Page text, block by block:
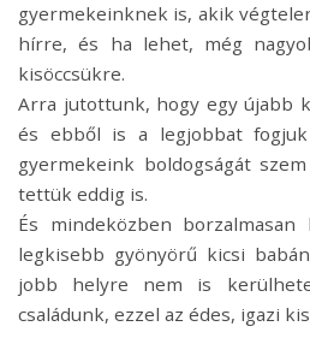
gyermekeinknek is, akik
hírre, és ha lehet, még
kisöccsükre.
Arra jutottunk, hogy egy újabb
és ebből is a legjobbat
gyermekeink boldogságát
tettük eddig is.
És mindeközben
legkisebb gyönyörű kicsi
jobb helyre nem is
családunk, ezzel az édes, igazi